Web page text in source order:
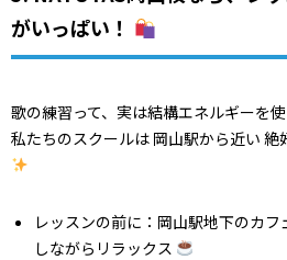
がいっぱい！
歌の練習って、実は結構エネルギーを
私たちのスクールは 岡山駅から近い
レッスンの前に：岡山駅地下のカ
しながらリラックス